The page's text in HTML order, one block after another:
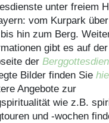
unter freiem
vom Kurpark
hin zum Berg.
gibt es auf der
der
Bilder finden Sie
Angebote zur
wie z.B.
und -wochen